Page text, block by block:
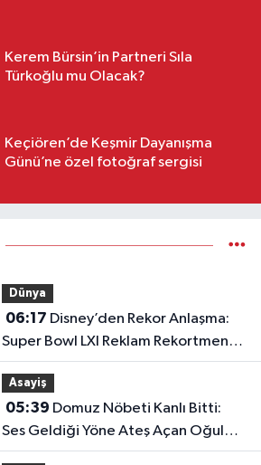
Kerem Bürsin’in Partneri Sıla
Türkoğlu mu Olacak?
Keçiören’de Keşmir Dayanışma
Günü’ne özel fotoğraf sergisi
Dünya
06:17
Super Bowl LXI Reklam Rekortmeni
Oldu!
Asayiş
05:39
Ses Geldiği Yöne Ateş Açan Oğul
Babasını Öldürdü!